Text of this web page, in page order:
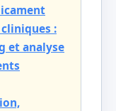
:
et analyse